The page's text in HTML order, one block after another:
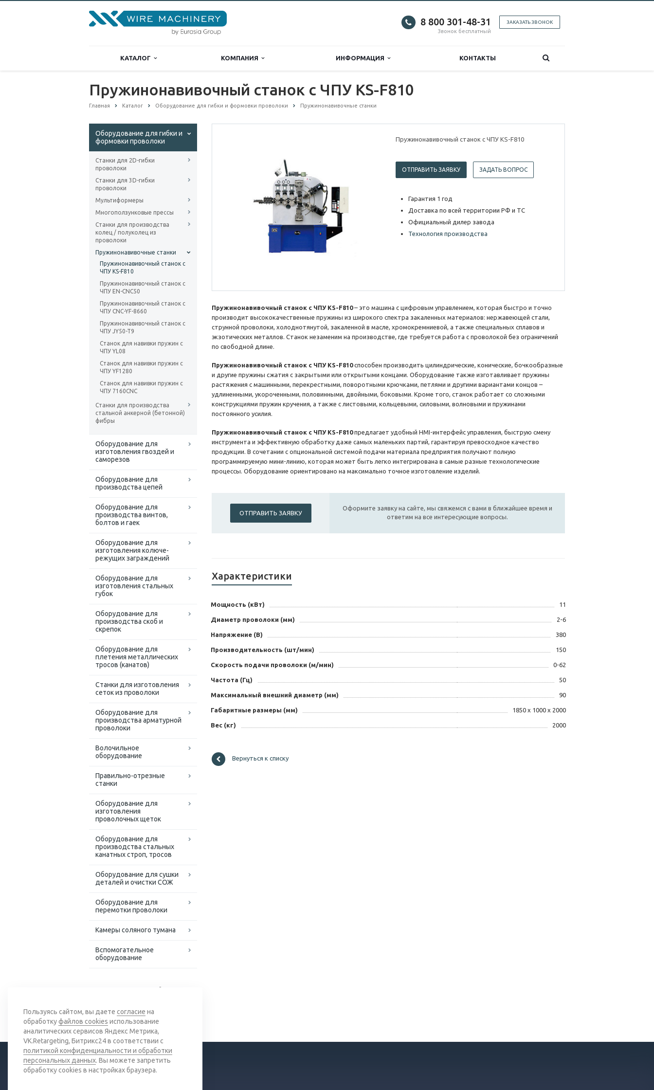
ЗАКАЗАТЬ ЗВОНОК
8 800 301-48-31
Звонок бесплатный
КАТАЛОГ КОМПАНИЯ ИНФОРМАЦИЯ КОНТАКТЫ
Пружинонавивочный станок с ЧПУ KS-F810
Главная Каталог Оборудование для гибки и формовки проволоки Пружинонавивочные станки
Оборудование для гибки и
формовки проволоки
Станки для 2D-гибки
проволоки
Станки для 3D-гибки
проволоки
Мультиформеры
Многоползунковые прессы
Станки для производства
колец / полуколец из
проволоки
Пружинонавивочные станки
Пружинонавивочный станок с
ЧПУ KS-F810
Пружинонавивочный станок с
ЧПУ EN-CNC50
Пружинонавивочный станок с
ЧПУ CNC-YF-8660
Пружинонавивочный станок с
ЧПУ JY50-T9
Станок для навивки пружин с
ЧПУ YL08
Станок для навивки пружин с
ЧПУ YF1280
Станок для навивки пружин с
ЧПУ 7160CNC
Станки для производства
стальной анкерной (бетонной)
фибры
Оборудование для
изготовления гвоздей и
саморезов
Оборудование для
производства цепей
Оборудование для
производства винтов,
болтов и гаек
Оборудование для
изготовления колюче-
режущих заграждений
Оборудование для
изготовления стальных
губок
Оборудование для
производства скоб и
скрепок
Оборудование для
плетения металлических
тросов (канатов)
Cтанки для изготовления
сеток из проволоки
Оборудование для
производства арматурной
проволоки
Волочильное
оборудование
Правильно-отрезные
станки
Оборудование для
изготовления
проволочных щеток
Оборудование для
производства стальных
канатных строп, тросов
Оборудование для сушки
деталей и очистки СОЖ
Оборудование для
перемотки проволоки
Камеры соляного тумана
Вспомогательное
оборудование
Доступные решения для
Пружинонавивочный станок с ЧПУ KS-F810
ОТПРАВИТЬ ЗАЯВКУ ЗАДАТЬ ВОПРОС
Гарантия 1 год
Доставка по всей территории РФ и ТС
Официальный дилер завода
Технология производства
Пружинонавивочный станок с ЧПУ KS-F810– это машина с цифровым управлением, которая быстро и точно
производит высококачественные пружины из широкого спектра закаленных материалов: нержавеющей стали,
струнной проволоки, холоднотянутой, закаленной в масле, хромокремниевой, а также специальных сплавов и
экзотических металлов. Станок незаменим на производстве, где требуется работа с проволокой без ограничений
по свободной длине.
Пружинонавивочный станок с ЧПУ KS-F810способен производить цилиндрические, конические, бочкообразные
и другие пружины сжатия с закрытыми или открытыми концами. Оборудование также изготавливает пружины
растяжения с машинными, перекрестными, поворотными крючками, петлями и другими вариантами концов –
удлиненными, укороченными, половинными, двойными, боковыми. Кроме того, станок работает со сложными
конструкциями пружин кручения, а также с листовыми, кольцевыми, силовыми, волновыми и пружинами
постоянного усилия.
Пружинонавивочный станок с ЧПУ KS-F810предлагает удобный HMI-интерфейс управления, быструю смену
инструмента и эффективную обработку даже самых маленьких партий, гарантируя превосходное качество
продукции. В сочетании с опциональной системой подачи материала предприятия получают полную
программируемую мини-линию, которая может быть легко интегрирована в самые разные технологические
процессы. Оборудование ориентировано на максимально точное изготовление изделий.
ОТПРАВИТЬ ЗАЯВКУ
Оформите заявку на сайте, мы свяжемся с вами в ближайшее время и
ответим на все интересующие вопросы.
Характеристики
Мощность (кВт) 11
Диаметр проволоки (мм) 2-6
Напряжение (В) 380
Производительность (шт/мин) 150
Скорость подачи проволоки (м/мин) 0-62
Частота (Гц) 50
Максимальный внешний диаметр (мм) 90
Габаритные размеры (мм) 1850 х 1000 х 2000
Вес (кг) 2000
Вернуться к списку
Пользуясь сайтом, вы даете согласие на
обработкуфайлов cookies использование
аналитических сервисов Яндекс Метрика,
VK.Retargeting, Битрикс24 в соответствии с
политикой конфиденциальности и обработки
персональных данных. Вы можете запретить
обработку cookies в настройках браузера.